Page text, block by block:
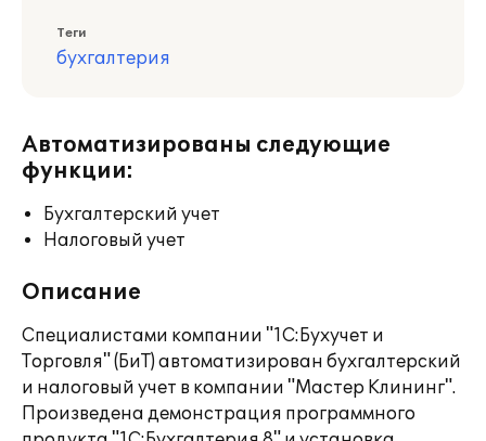
Теги
бухгалтерия
Автоматизированы следующие
функции:
Бухгалтерский учет
Налоговый учет
Описание
Специалистами компании "1С:Бухучет и
Торговля" (БиТ) автоматизирован бухгалтерский
и налоговый учет в компании "Мастер Клининг".
Произведена демонстрация программного